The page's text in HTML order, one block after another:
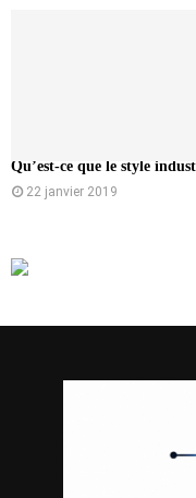
Qu’est-ce que le style
22 janvier 2019